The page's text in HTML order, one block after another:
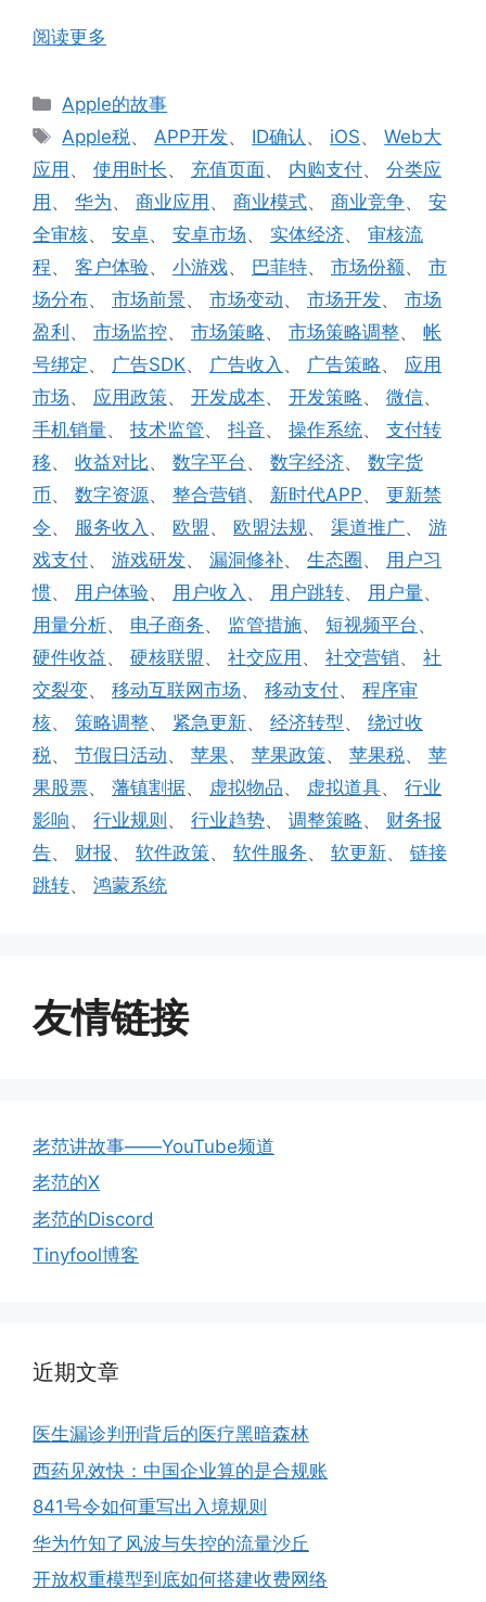
阅读更多
分
类
Apple的故事
标
签
Apple税、 APP开发、 ID确认 、 iOS、Web大
应用 、 使用时长、 充值页面、 内购支付、 分类应
用 、 华为、 商业应用 、 商业模式、 商业竞争、 安
全审核、 安卓、 安卓市场、 实体经济、 审核流
程、 客户体验、 小游戏、 巴菲特、 市场份额、 市
场分布、 市场前景、 市场变动、 市场开发、 市场
盈利、 市场监控、 市场策略、 市场策略调整、 帐
号绑定 、 广告SDK、 广告收入 、 广告策略、 应用
市场、 应用政策、 开发成本、 开发策略、 微信、
手机销量、 技术监管、 抖音、 操作系统、 支付转
移、 收益对比、 数字平台 、 数字经济、 数字货
币、 数字资源、 整合营销、 新时代APP、 更新禁
令、 服务收入 、 欧盟 、 欧盟法规、 渠道推广、 游
戏支付、 游戏研发、 漏洞修补、 生态圈、 用户习
惯、 用户体验、 用户收入 、 用户跳转、 用户量、
用量分析、 电子商务、 监管措施、 短视频平台 、
硬件收益、 硬核联盟 、 社交应用 、 社交营销、 社
交裂变、 移动互联网市场、 移动支付、 程序审
核、 策略调整、 紧急更新、 经济转型、 绕过收
税、 节假日活动、 苹果、 苹果政策、 苹果税、 苹
果股票、 藩镇割据、 虚拟物品、 虚拟道具、 行业
影响、 行业规则、 行业趋势、 调整策略、 财务报
告、 财报、 软件政策、 软件服务、 软更新、 链接
跳转、 鸿蒙系统
友情链接
老范讲故事——YouTube频道
老范的X
老范的Discord
Tinyfool博客
近期文章
医生漏诊判刑背后的医疗黑暗森林
西药见效快：中国企业算的是合规账
841号令如何重写出入境规则
华为竹知了风波与失控的流量沙丘
开放权重模型到底如何搭建收费网络